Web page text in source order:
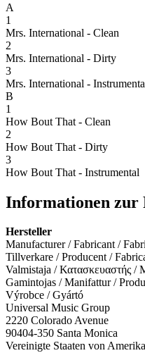
A
1
Mrs. International - Clean
2
Mrs. International - Dirty
3
Mrs. International -
B
1
How Bout That - Clean
2
How Bout That - Dirty
3
How Bout That - Instrumental
Informationen zur
Hersteller
Manufacturer / Fabricant /
Tillverkare / Producent /
Valmistaja / Κατασκευαστής /
Gamintojas / Manifattur /
Výrobce / Gyártó
Universal Music Group
2220 Colorado Avenue
90404-350 Santa Monica
Vereinigte Staaten von Amerika